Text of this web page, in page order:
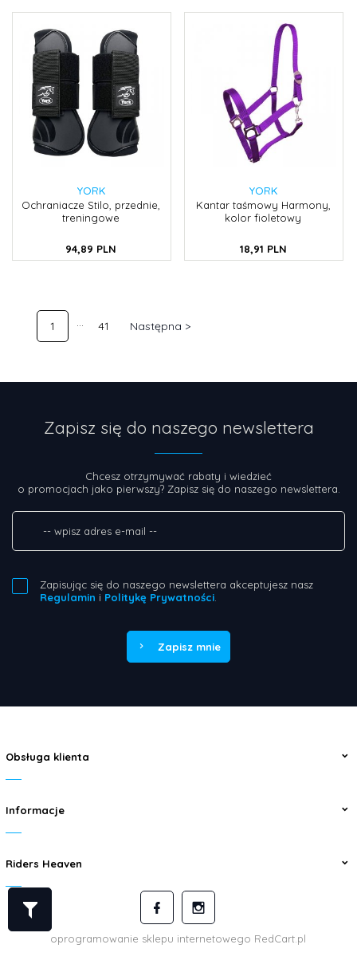
YORK
Ochraniacze Stilo, przednie,
treningowe
94,89 PLN
YORK
Kantar taśmowy Harmony,
kolor fioletowy
18,91 PLN
1 41 Następna >
Zapisz się do naszego newslettera
Chcesz otrzymywać rabaty i wiedzieć
o promocjach jako pierwszy? Zapisz się do naszego newslettera.
Zapisując się do naszego newslettera akceptujesz nasz
Regulamin i Politykę Prywatności
Zapisz mnie
Obsługa klienta
Informacje
Riders Heaven
oprogramowanie sklepu internetowego RedCart.pl